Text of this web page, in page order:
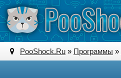
PooShock.Ru » Программы »